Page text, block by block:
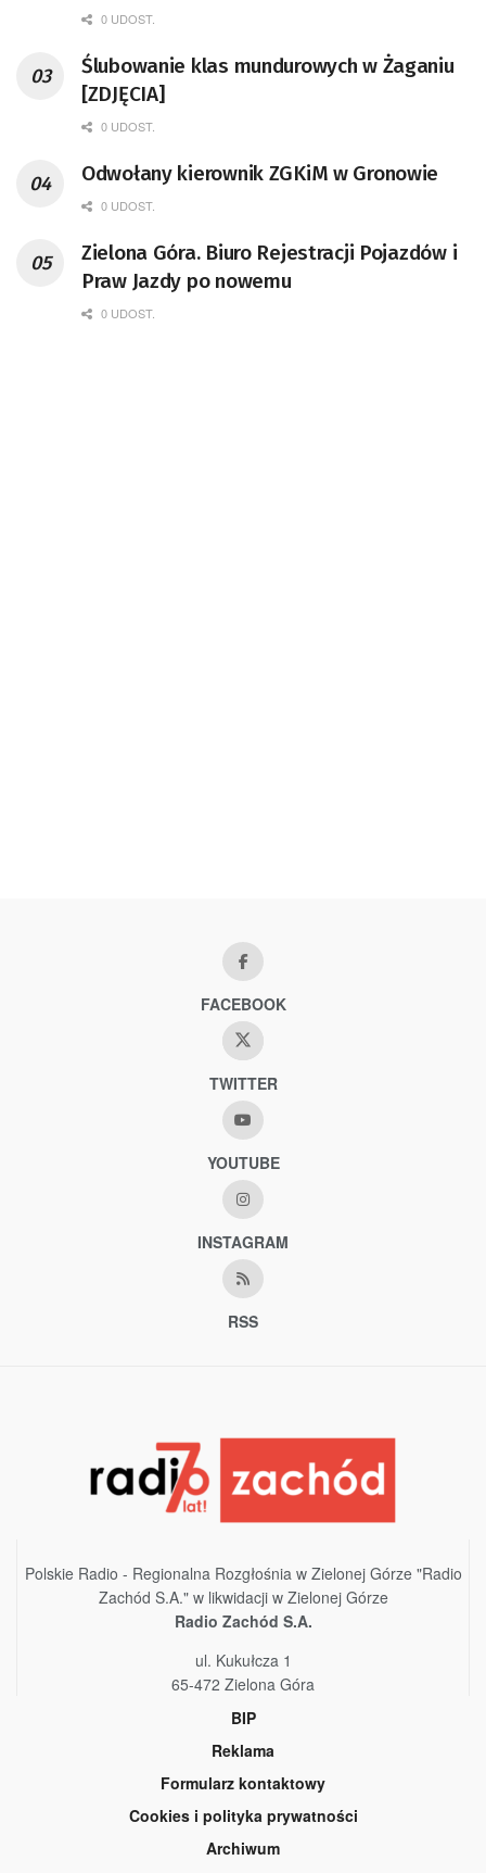
0 UDOST.
Ślubowanie klas mundurowych w Żaganiu
[ZDJĘCIA]
0 UDOST.
Odwołany kierownik ZGKiM w Gronowie
0 UDOST.
Zielona Góra. Biuro Rejestracji Pojazdów i
Praw Jazdy po nowemu
0 UDOST.
FACEBOOK
TWITTER
YOUTUBE
INSTAGRAM
RSS
Polskie Radio - Regionalna Rozgłośnia w Zielonej Górze "Radio
Zachód S.A." w likwidacji w Zielonej Górze
Radio Zachód S.A.
ul. Kukułcza 1
65-472 Zielona Góra
BIP
Reklama
Formularz kontaktowy
Cookies i polityka prywatności
Archiwum